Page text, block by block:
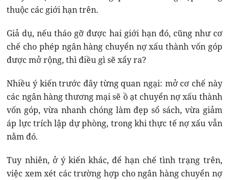
thuộc các giới hạn trên.
Giả dụ, nếu tháo gỡ được hai giới hạn đó, cũng như cơ
chế cho phép ngân hàng chuyển nợ xấu thành vốn góp
được mở rộng, thì điều gì sẽ xẩy ra?
Nhiều ý kiến trước đây từng quan ngại: mở cơ chế này
các ngân hàng thương mại sẽ ồ ạt chuyển nợ xấu thành
vốn góp, vừa nhanh chóng làm đẹp sổ sách, vừa giảm
áp lực trích lập dự phòng, trong khi thực tế nợ xấu vẫn
nằm đó.
Tuy nhiên, ở ý kiến khác, để hạn chế tình trạng trên,
việc xem xét các trường hợp cho ngân hàng chuyển nợ